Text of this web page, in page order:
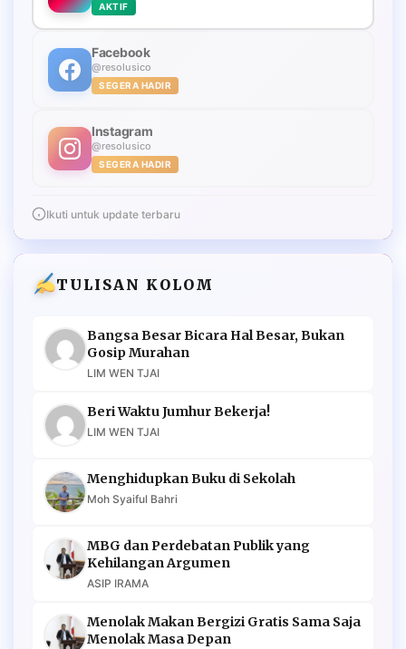
AKTIF
Facebook
@resolusico
SEGERA HADIR
Instagram
@resolusico
SEGERA HADIR
Ikuti untuk update terbaru
TULISAN KOLOM
Bangsa Besar Bicara Hal Besar, Bukan
Gosip Murahan
LIM WEN TJAI
Beri Waktu Jumhur Bekerja!
LIM WEN TJAI
Menghidupkan Buku di Sekolah
Moh Syaiful Bahri
MBG dan Perdebatan Publik yang
Kehilangan Argumen
ASIP IRAMA
Menolak Makan Bergizi Gratis Sama Saja
Menolak Masa Depan